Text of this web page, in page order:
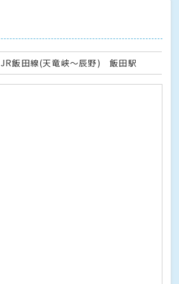
JR飯田線(天竜峡～辰野) 飯田駅